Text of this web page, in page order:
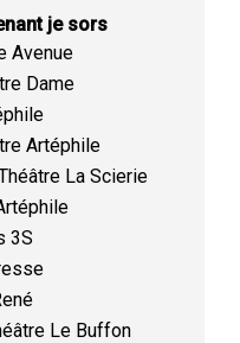
je sors
Avenue
Dame
Artéphile
La Scierie
3S
Le Buffon